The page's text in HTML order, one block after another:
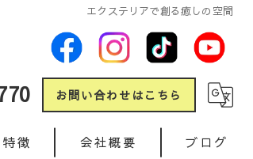
エクステリアで創る癒しの空間
お問い合わせはこちら
徴 会社概要 ブログ